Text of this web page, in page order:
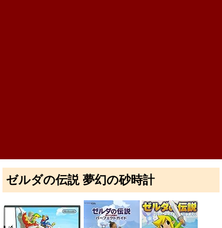
ゼルダの伝説 夢幻の砂時計